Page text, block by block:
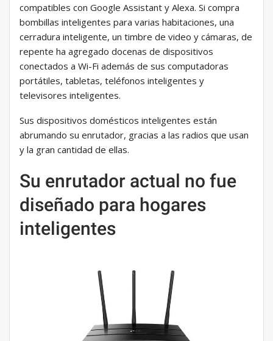
compatibles con Google Assistant y Alexa. Si compra
bombillas inteligentes para varias habitaciones, una
cerradura inteligente, un timbre de video y cámaras, de
repente ha agregado docenas de dispositivos
conectados a Wi-Fi además de sus computadoras
portátiles, tabletas, teléfonos inteligentes y
televisores inteligentes.
Sus dispositivos domésticos inteligentes están
abrumando su enrutador, gracias a las radios que usan
y la gran cantidad de ellas.
Su enrutador actual no fue
diseñado para hogares
inteligentes